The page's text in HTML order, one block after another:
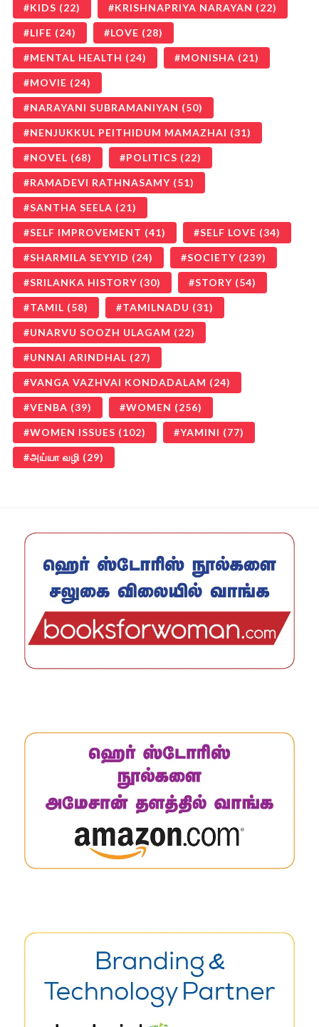
KIDS (22) KRISHNAPRIYA NARAYAN (22)
LIFE (24) LOVE (28)
MENTAL HEALTH (24) MONISHA (21)
MOVIE (24)
NARAYANI SUBRAMANIYAN (50)
NENJUKKUL PEITHIDUM MAMAZHAI (31)
NOVEL (68) POLITICS (22)
RAMADEVI RATHNASAMY (51)
SANTHA SEELA (21)
SELF IMPROVEMENT (41) SELF LOVE (34)
SHARMILA SEYYID (24) SOCIETY (239)
SRILANKA HISTORY (30) STORY (54)
TAMIL (58) TAMILNADU (31)
UNARVU SOOZH ULAGAM (22)
UNNAI ARINDHAL (27)
VANGA VAZHVAI KONDADALAM (24)
VENBA (39) WOMEN (256)
WOMEN ISSUES (102) YAMINI (77)
அய்யா வழி (29)